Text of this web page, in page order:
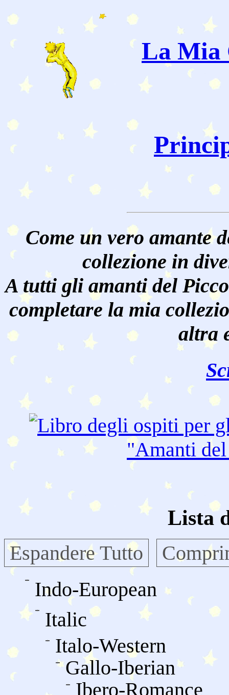
La Mia
Come un vero amante
collezione in
A tutti gli amanti del
completare la mia
altra
"Amanti
Lista
Espandere Tutto
Indo-European
Italic
Italo-Western
Gallo-Iberian
Ibero-Romance